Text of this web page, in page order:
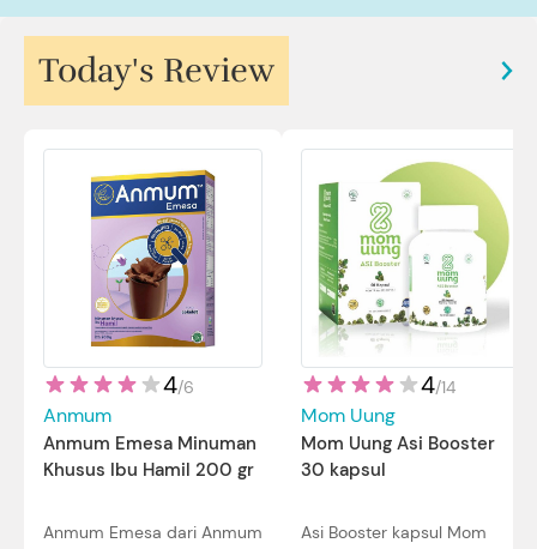
Today's Review
4/6
Anmum
Anmum Emesa Minuman
Khusus Ibu Hamil 200 gr
Anmum Emesa dari Anmum
4/14
Mom Uung
Mom Uung Asi Booster
30 kapsul
Asi Booster kapsul Mom